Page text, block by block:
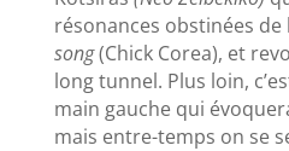
résonances obstinées de
song(Chick Corea), et
long tunnel. Plus loin,
main gauche qui
mais entre-temps on se